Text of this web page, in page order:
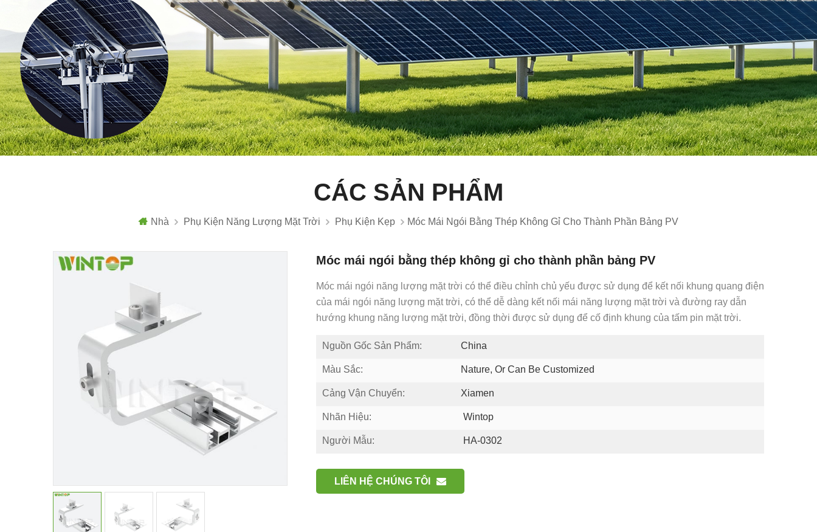
CÁC SẢN PHẨM
Nhà Phụ Kiện Năng Lượng Mặt Trời Phụ Kiện Kẹp Móc Mái Ngói Bằng Thép Không Gỉ Cho Thành Phần Bảng PV
Móc mái ngói bằng thép không gỉ cho thành phần bảng PV
Móc mái ngói năng lượng mặt trời có thể điều chỉnh chủ yếu được sử dụng để kết nối khung quang điện
của mái ngói năng lượng mặt trời, có thể dễ dàng kết nối mái năng lượng mặt trời và đường ray dẫn
hướng khung năng lượng mặt trời, đồng thời được sử dụng để cố định khung của tấm pin mặt trời.
Nguồn Gốc Sản Phẩm: China
Màu Sắc: Nature, Or Can Be Customized
Cảng Vận Chuyển: Xiamen
Nhãn Hiệu: Wintop
Người Mẫu: HA-0302
LIÊN HỆ CHÚNG TÔI